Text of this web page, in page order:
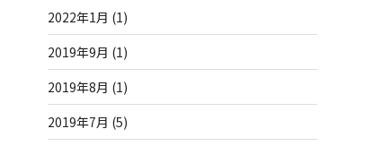
2022年1月 (1)
2019年9月 (1)
2019年8月 (1)
2019年7月 (5)